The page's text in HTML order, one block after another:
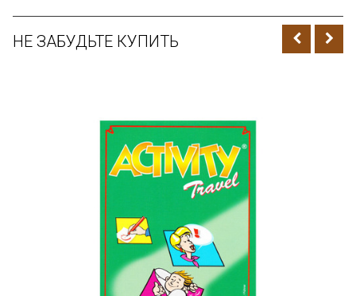
НЕ ЗАБУДЬТЕ КУПИТЬ